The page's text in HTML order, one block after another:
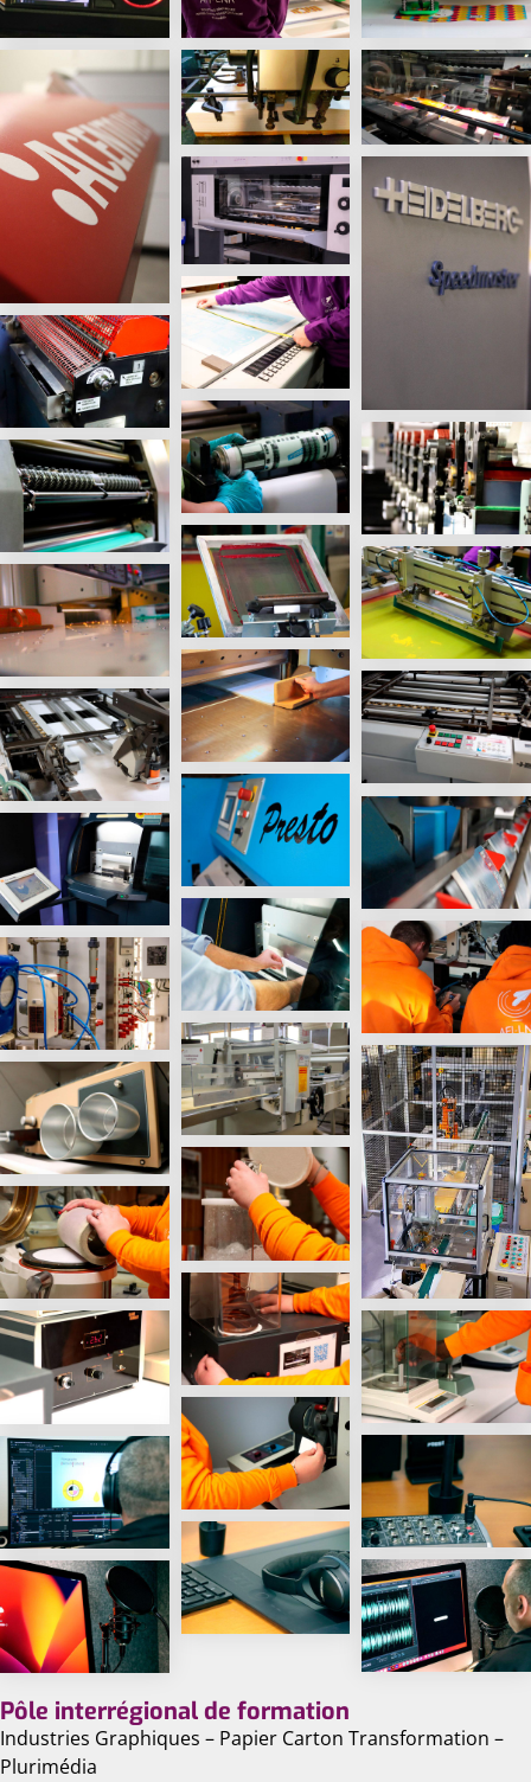
Pôle interrégional de formation
Industries Graphiques – Papier Carton Transformation –
Plurimédia